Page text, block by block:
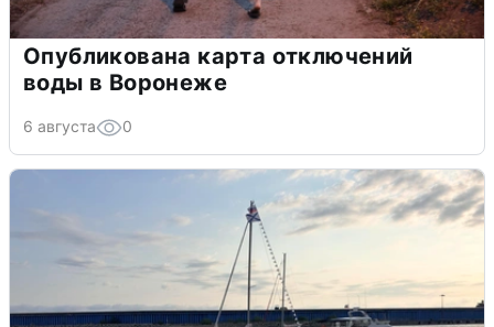
Опубликована карта отключений
воды в Воронеже
6 августа 0